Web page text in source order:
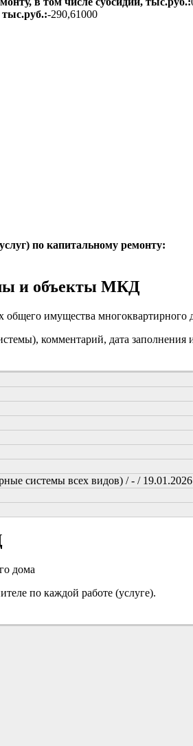
тыс.руб.:-290,61000
по капитальному ремонту:
и объекты МКД
имущества многоквартирного
комментарий, дата
системы всех видов) / - / 19.01.2026
дома
по каждой работе (услуге).